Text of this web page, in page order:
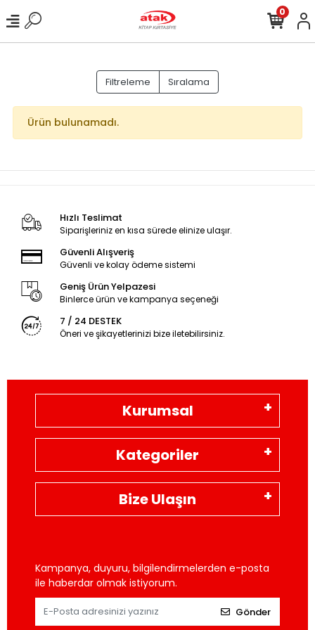
0
Filtreleme Sıralama
Ürün bulunamadı.
Hızlı Teslimat
Siparişleriniz en kısa sürede elinize ulaşır.
Güvenli Alışveriş
Güvenli ve kolay ödeme sistemi
Geniş Ürün Yelpazesi
Binlerce ürün ve kampanya seçeneği
7 / 24 DESTEK
Öneri ve şikayetlerinizi bize iletebilirsiniz.
Kurumsal
Kategoriler
Bize Ulaşın
Kampanya, duyuru, bilgilendirmelerden e-posta
ile haberdar olmak istiyorum.
Gönder